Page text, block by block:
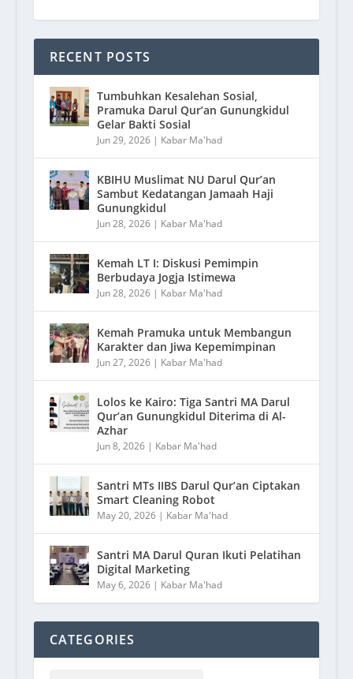
RECENT POSTS
Tumbuhkan Kesalehan Sosial,
Pramuka Darul Qur’an Gunungkidul
Gelar Bakti Sosial
Jun 29, 2026| Kabar Ma'had
KBIHU Muslimat NU Darul Qur’an
Sambut Kedatangan Jamaah Haji
Gunungkidul
Jun 28, 2026| Kabar Ma'had
Kemah LT I: Diskusi Pemimpin
Berbudaya Jogja Istimewa
Jun 28, 2026| Kabar Ma'had
Kemah Pramuka untuk Membangun
Karakter dan Jiwa Kepemimpinan
Jun 27, 2026| Kabar Ma'had
Lolos ke Kairo: Tiga Santri MA Darul
Qur’an Gunungkidul Diterima di Al-
Azhar
Jun 8, 2026| Kabar Ma'had
Santri MTs IIBS Darul Qur’an Ciptakan
Smart Cleaning Robot
May 20, 2026| Kabar Ma'had
Santri MA Darul Quran Ikuti Pelatihan
Digital Marketing
May 6, 2026| Kabar Ma'had
CATEGORIES